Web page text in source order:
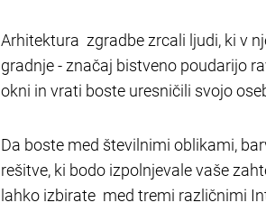
Arhitektura zgradbe zrcali ljudi, ki v
gradnje - značaj bistveno poudarijo
okni in vrati boste uresničili svojo
Da boste med številnimi oblikami,
rešitve, ki bodo izpolnjevale vaše
lahko izbirate med tremi različnimi